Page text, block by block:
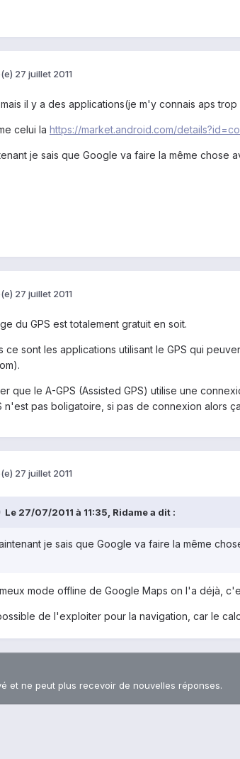
27 juillet 2011
il y a des applications(je m'y connais aps
celui la https://market.android.com/
je sais que Google va faire la même chose
27 juillet 2011
du GPS est totalement gratuit en soit.
ce sont les applications utilisant le GPS qui
que le A-GPS (Assisted GPS) utilise une
n'est pas boligatoire, si pas de connexion alors
27 juillet 2011
Le 27/07/2011 à 11:35, Ridame a dit :
je sais que Google va faire la même
mode offline de Google Maps on l'a déjà,
de l'exploiter pour la navigation, car le
et ne peut plus recevoir de nouvelles réponses.